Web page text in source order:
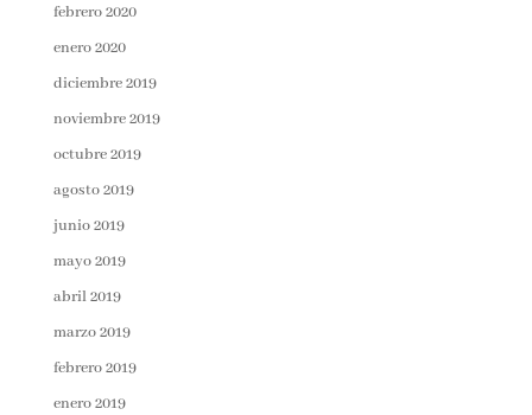
febrero 2020
enero 2020
diciembre 2019
noviembre 2019
octubre 2019
agosto 2019
junio 2019
mayo 2019
abril 2019
marzo 2019
febrero 2019
enero 2019